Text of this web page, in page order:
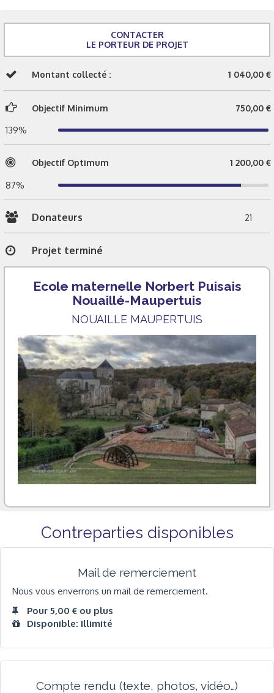
CONTACTER
LE PORTEUR DE PROJET
Montant collecté : 1 040,00 €
Objectif Minimum 750,00 €
139%
Objectif Optimum 1 200,00 €
87%
Donateurs 21
Projet terminé
Ecole maternelle Norbert Puisais
Nouaillé-Maupertuis
NOUAILLE MAUPERTUIS
Contreparties disponibles
Mail de remerciement
Nous vous enverrons un mail de remerciement.
Pour 5,00 € ou plus
Disponible: Illimité
Compte rendu (texte, photos, vidéo…)